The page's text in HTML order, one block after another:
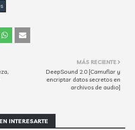
MÁS RECIENTE
DeepSound 2.0 [Camuflar y
encriptar datos secretos en
archivos de audio]
INTERESARTE